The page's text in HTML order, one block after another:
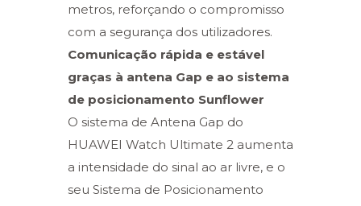
metros, reforçando o compromisso
com a segurança dos utilizadores.
Comunicação rápida e estável
graças à antena Gap e ao sistema
de posicionamento Sunflower
O sistema de Antena Gap do
HUAWEI Watch Ultimate 2 aumenta
a intensidade do sinal ao ar livre, e o
seu Sistema de Posicionamento